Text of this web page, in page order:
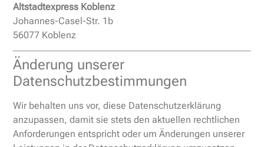
Altstadtexpress Koblenz
Johannes-Casel-Str. 1b
56077 Koblenz
Änderung unserer
Datenschutzbestimmungen
Wir behalten uns vor, diese Datenschutzerklärung
anzupassen, damit sie stets den aktuellen rechtlichen
Anforderungen entspricht oder um Änderungen unserer